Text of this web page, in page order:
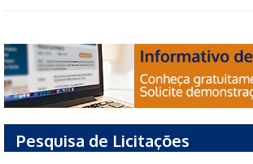
Pesquisa de Licitações